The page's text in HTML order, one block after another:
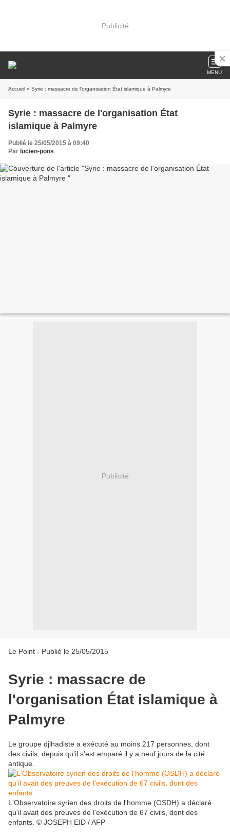
Publicité
MENU
Accueil » Syrie : massacre de l'organisation État islamique à Palmyre
Syrie : massacre de l'organisation État
islamique à Palmyre
Publié le 25/05/2015 à 09:40
Par lucien-pons
Publicité
Syrie : massacre de
l'organisation État islamique à
Palmyre
Le Point - Publié le 25/05/2015
Le groupe djihadiste a exécuté au moins 217 personnes, dont
des civils, depuis qu'il s'est emparé il y a neuf jours de la cité
antique.
L'Observatoire syrien des droits de l'homme (OSDH) a déclaré
qu'il avait des preuves de l'exécution de 67 civils, dont des
enfants. © JOSEPH EID / AFP